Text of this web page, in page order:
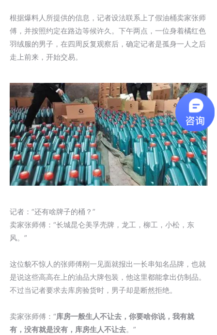
根据爆料人所提供的信息，记者设法联系上了假油桶卖家张师
傅，并按照约定在路边等候许久。下午两点，一位身着橘红色
羽绒服的男子，在四周反复观察后，确定记者是孤身一人之后
走上前来，开始交易。
记者：“还有啥牌子的桶？”
卖家张师傅：“长城昆仑美孚壳牌，龙工，柳工，小松，东
风。”
这位貌不惊人的张师傅刚一见面就报出一长串知名品牌，也就
是说这些高高在上的油品大牌包装，他这里都能拿出仿制品。
不过当记者要求去库房验货时，男子却是断然拒绝。
卖家张师傅：“库房一般生人不让去，你要啥你说，我有就
有，没有就是没有，库房生人不让去。”